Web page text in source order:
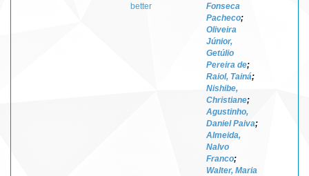
better
Fonseca
Pacheco;
Oliveira
Júnior,
Getúlio
Pereira de;
Raiol, Tainá;
Nishibe,
Christiane;
Agustinho,
Daniel Paiva;
Almeida,
Nalvo
Franco;
Walter, Maria